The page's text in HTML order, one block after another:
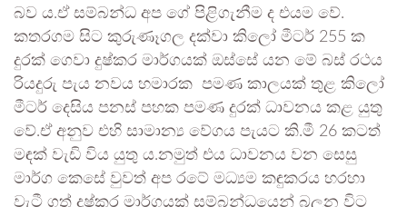
බව ය.ඒ සම්බන්ධ අප ගේ පිළිගැනීම ද එයම වේ.
කතරගම සිට කුරුණෑගල දක්වා කිලෝ මීටර් 255 ක
දුරක් ගෙවා දුෂ්කර මාර්ගයක් ඔස්සේ යන මේ බස් රථය
රියදුරු පැය නවය හමාරක පමණ කාලයක් තුළ කිලෝ
මීටර් දෙසිය පනස් පහක පමණ දුරක් ධාවනය කළ යුතු
වේ.ඒ අනුව එහි සාමාන්‍ය වේගය පැයට කි.මී 26 කටත්
මඳක් වැඩි විය යුතු ය.නමුත් එය ධාවනය වන සෙසු
මාර්ග කෙසේ වුවත් අප රටේ මධ්‍යම කඳුකරය හරහා
වැටී ගත් දුෂ්කර මාර්ගයක් සම්බන්ධයෙන් බලන විට